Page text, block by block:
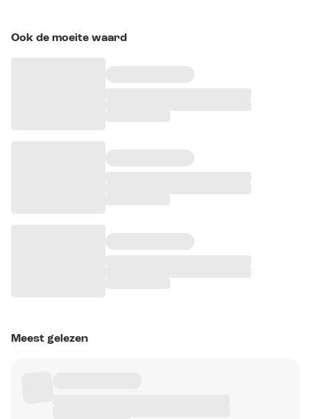
Ook de moeite waard
Meest gelezen